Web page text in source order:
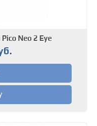
Neo 2 Eye